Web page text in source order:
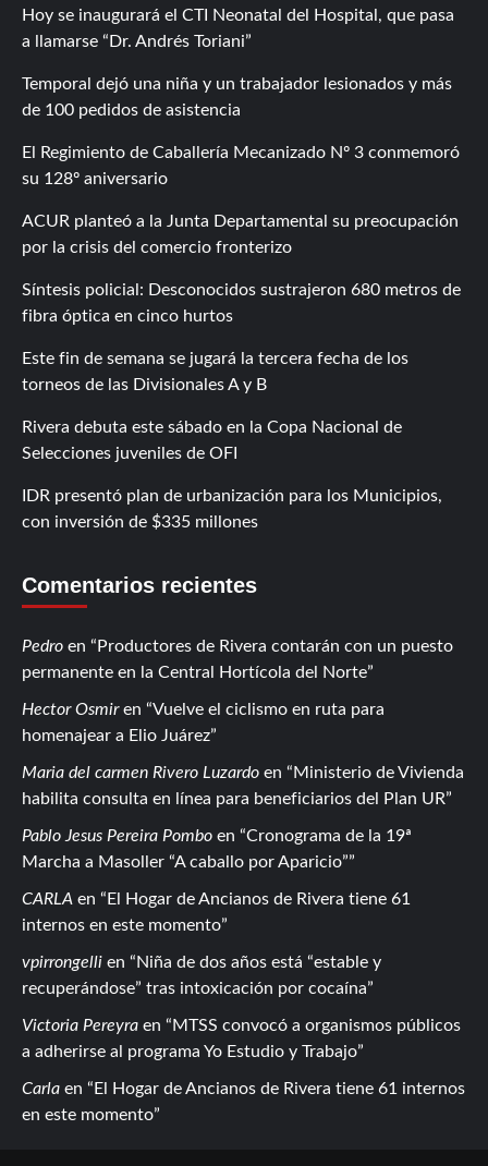
Hoy se inaugurará el CTI Neonatal del Hospital, que pasa
a llamarse “Dr. Andrés Toriani”
Temporal dejó una niña y un trabajador lesionados y más
de 100 pedidos de asistencia
El Regimiento de Caballería Mecanizado Nº 3 conmemoró
su 128º aniversario
ACUR planteó a la Junta Departamental su preocupación
por la crisis del comercio fronterizo
Síntesis policial: Desconocidos sustrajeron 680 metros de
fibra óptica en cinco hurtos
Este fin de semana se jugará la tercera fecha de los
torneos de las Divisionales A y B
Rivera debuta este sábado en la Copa Nacional de
Selecciones juveniles de OFI
IDR presentó plan de urbanización para los Municipios,
con inversión de $335 millones
Comentarios recientes
Pedro en
Productores de Rivera contarán con un puesto
permanente en la Central Hortícola del Norte
Hector Osmiren
Vuelve el ciclismo en ruta para
homenajear a Elio Juárez
Maria del carmen Rivero Luzardo en
Ministerio de Vivienda
habilita consulta en línea para beneficiarios del Plan UR
Pablo Jesus Pereira Pombo en
Cronograma de la 19ª
Marcha a Masoller “A caballo por Aparicio”
CARLA en
El Hogar de Ancianos de Rivera tiene 61
internos en este momento
vpirrongelli en
Niña de dos años está “estable y
recuperándose” tras intoxicación por cocaína
Victoria Pereyra en
MTSS convocó a organismos públicos
a adherirse al programa Yo Estudio y Trabajo
Carla en
El Hogar de Ancianos de Rivera tiene 61 internos
en este momento